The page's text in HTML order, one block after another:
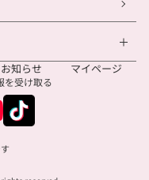
お知らせ マイページ
を受け取る